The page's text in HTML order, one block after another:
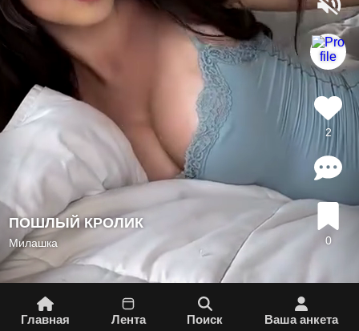
ПОШЛЫЙ КРОЛИК
Милашка
2
0
Главная Лента Поиск Вашa aнкета